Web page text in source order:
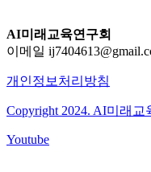
AI미래교육연구회
이메일
개인정보처리방침
Copyright 2024. AI미래교
Youtube